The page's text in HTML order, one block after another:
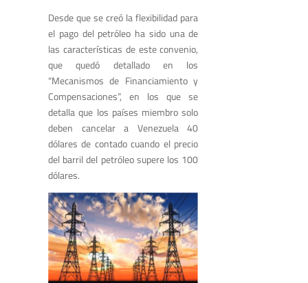
Desde que se creó la flexibilidad para
el pago del petróleo ha sido una de
las características de este convenio,
que quedó detallado en los
“Mecanismos de Financiamiento y
Compensaciones”, en los que se
detalla que los países miembro solo
deben cancelar a Venezuela 40
dólares de contado cuando el precio
del barril del petróleo supere los 100
dólares.